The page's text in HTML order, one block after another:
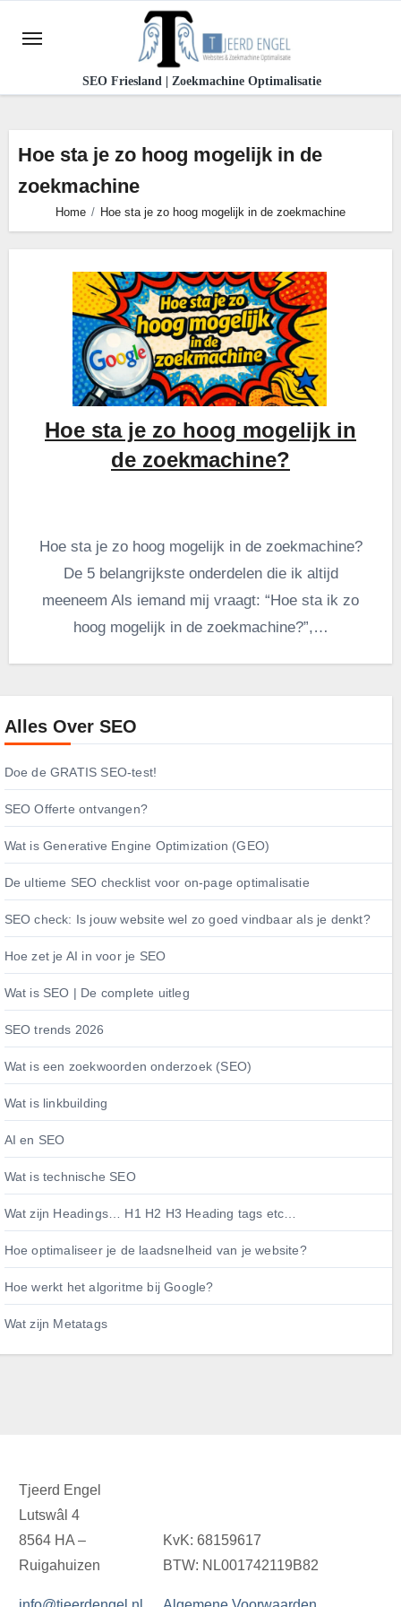
naar
SEO Friesland | Zoekmachine Optimalisatie
Hoe sta je zo hoog mogelijk in de
zoekmachine
Home Hoe sta je zo hoog mogelijk in de zoekmachine
Hoe sta je zo hoog mogelijk in
de zoekmachine?
Hoe sta je zo hoog mogelijk in de zoekmachine?
De 5 belangrijkste onderdelen die ik altijd
meeneem Als iemand mij vraagt: “Hoe sta ik zo
hoog mogelijk in de zoekmachine?”,…
Alles Over SEO
Doe de GRATIS SEO-test!
SEO Offerte ontvangen?
Wat is Generative Engine Optimization (GEO)
De ultieme SEO checklist voor on-page optimalisatie
SEO check: Is jouw website wel zo goed vindbaar als je denkt?
Hoe zet je AI in voor je SEO
Wat is SEO | De complete uitleg
SEO trends 2026
Wat is een zoekwoorden onderzoek (SEO)
Wat is linkbuilding
AI en SEO
Wat is technische SEO
Wat zijn Headings… H1 H2 H3 Heading tags etc…
Hoe optimaliseer je de laadsnelheid van je website?
Hoe werkt het algoritme bij Google?
Wat zijn Metatags
Tjeerd Engel
Lutswâl 4
8564 HA –
Ruigahuizen
KvK: 68159617
BTW: NL001742119B82